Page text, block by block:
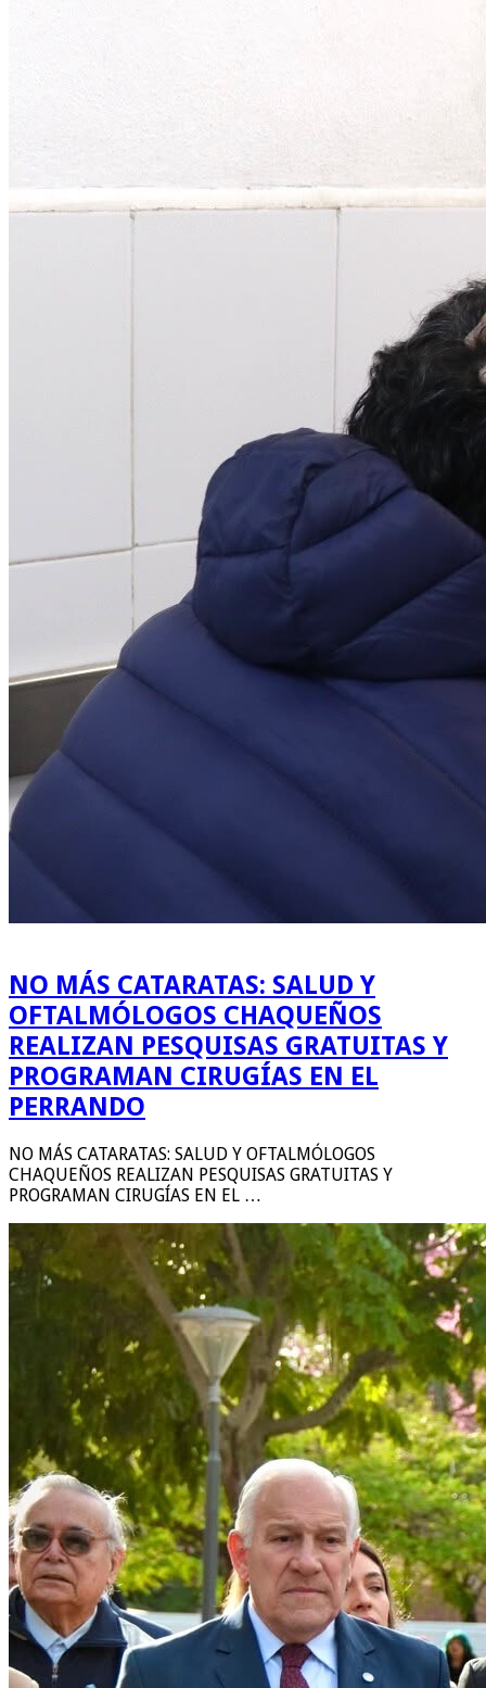
NO MÁS CATARATAS: SALUD Y
OFTALMÓLOGOS CHAQUEÑOS
REALIZAN PESQUISAS GRATUITAS Y
PROGRAMAN CIRUGÍAS EN EL
PERRANDO
NO MÁS CATARATAS: SALUD Y OFTALMÓLOGOS
CHAQUEÑOS REALIZAN PESQUISAS GRATUITAS Y
PROGRAMAN CIRUGÍAS EN EL …